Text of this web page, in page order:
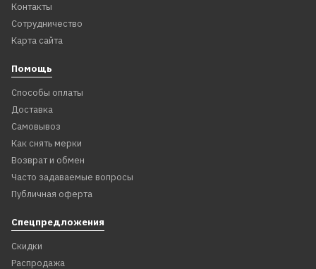
Контакты
Сотрудничество
Карта сайта
Помощь
Способы оплаты
Доставка
Самовывоз
Как снять мерки
Возврат и обмен
Часто задаваемые вопросы
Публичная оферта
Спецпредложения
Скидки
Распродажа